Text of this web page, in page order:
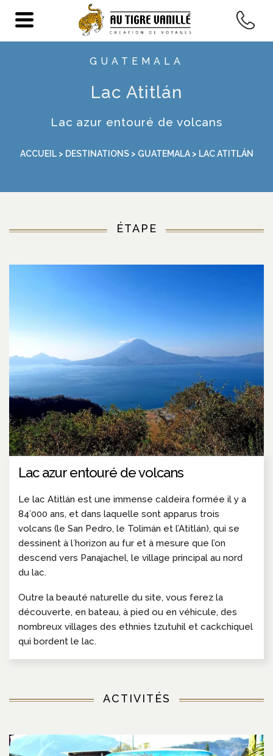
GUATEMALA
Lac Atitlán
Lac azur entouré de volcans
ACCUEIL> DESTINATIONS> GUATEMALA> LAC ATITLÁN
ÉTAPE
Lac azur entouré de volcans
Le lac Atitlán est une immense caldeira formée il y a
84’000 ans, et dans laquelle sont apparus trois
volcans (le San Pedro, le Tolimán et l’Atitlán), qui se
dessinent à l´horizon au fur et à mesure que l’on
descend vers Panajachel, le village principal au nord
du lac.
Outre la beauté naturelle du site, vous ferez la
découverte, en bateau, à pied ou en véhicule, des
nombreux villages des ethnies tzutuhil et cackchiquel
qui bordent le lac.
ACTIVITÉS